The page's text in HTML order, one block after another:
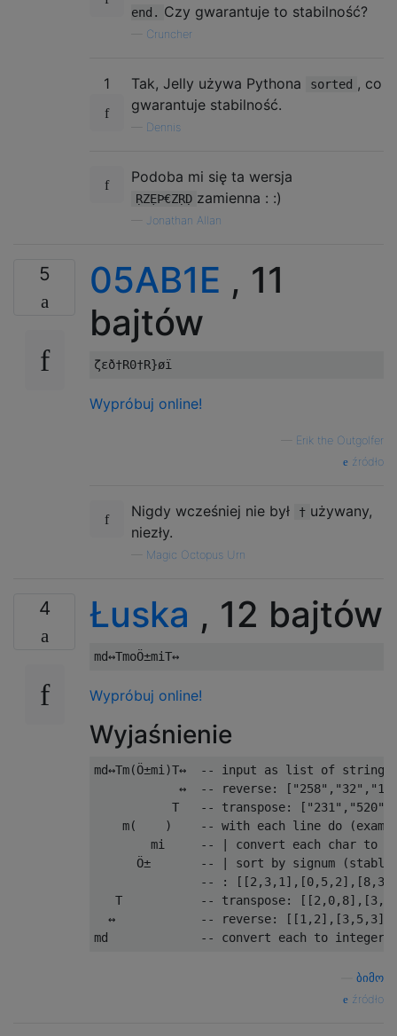
end. Czy gwarantuje to stabilność?
Cruncher
1 Tak, Jelly używa Pythona sorted , co
gwarantuje stabilność.
Dennis
Podoba mi się ta wersja
ṚZẸÞ€ZṚḌ zamienna : :)
Jonathan Allan
5 05AB1E , 11
bajtów
Wypróbuj online!
Erik the Outgolfer
źródło
Nigdy wcześniej nie był † używany,
niezły.
Magic Octopus Urn
4 Łuska , 12 bajtów
Wypróbuj online!
Wyjaśnienie
md↔Tm(Ö±mi)T↔  -- input as list of
↔  -- reverse:
T   -- transpose:
m(    )    -- with each line do
mi     -- | convert each char to
Ö±       -- | sort by signum
-- :
T           -- transpose:
↔            -- reverse:
ბიმო
źródło